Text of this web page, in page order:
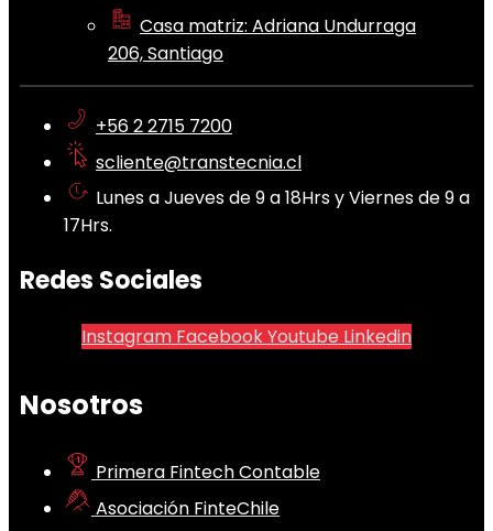
Casa matriz: Adriana Undurraga
206, Santiago
+56 2 2715 7200
scliente@transtecnia.cl
Lunes a Jueves de 9 a 18Hrs y Viernes de 9 a
17Hrs.
Redes Sociales
Instagram FacebookYoutube Linkedin
Nosotros
Primera Fintech Contable
Asociación FinteChile